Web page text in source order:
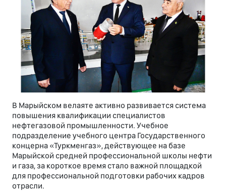
В Марыйском велаяте активно развивается система
повышения квалификации специалистов
нефтегазовой промышленности. Учебное
подразделение учебного центра Государственного
концерна «Туркменгаз», действующее на базе
Марыйской средней профессиональной школы нефти
и газа, за короткое время стало важной площадкой
для профессиональной подготовки рабочих кадров
отрасли.